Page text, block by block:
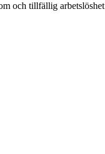
och tillfällig arbetslöshet